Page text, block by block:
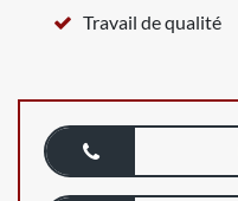
Travail de qualité